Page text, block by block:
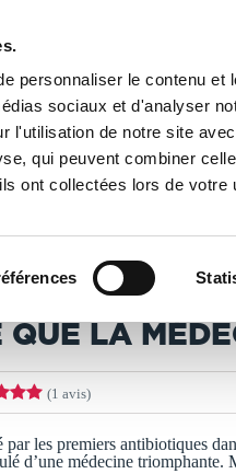
personnaliser le contenu et
sociaux et d'analyser
l'utilisation de notre site
qui peuvent combiner
ont collectées lors de votre
UN LIVRE
la médecine m'a pris
À LA
Dechartres
QUE LA
(1 avis)
par les premiers antibiotiques
d’une médecine